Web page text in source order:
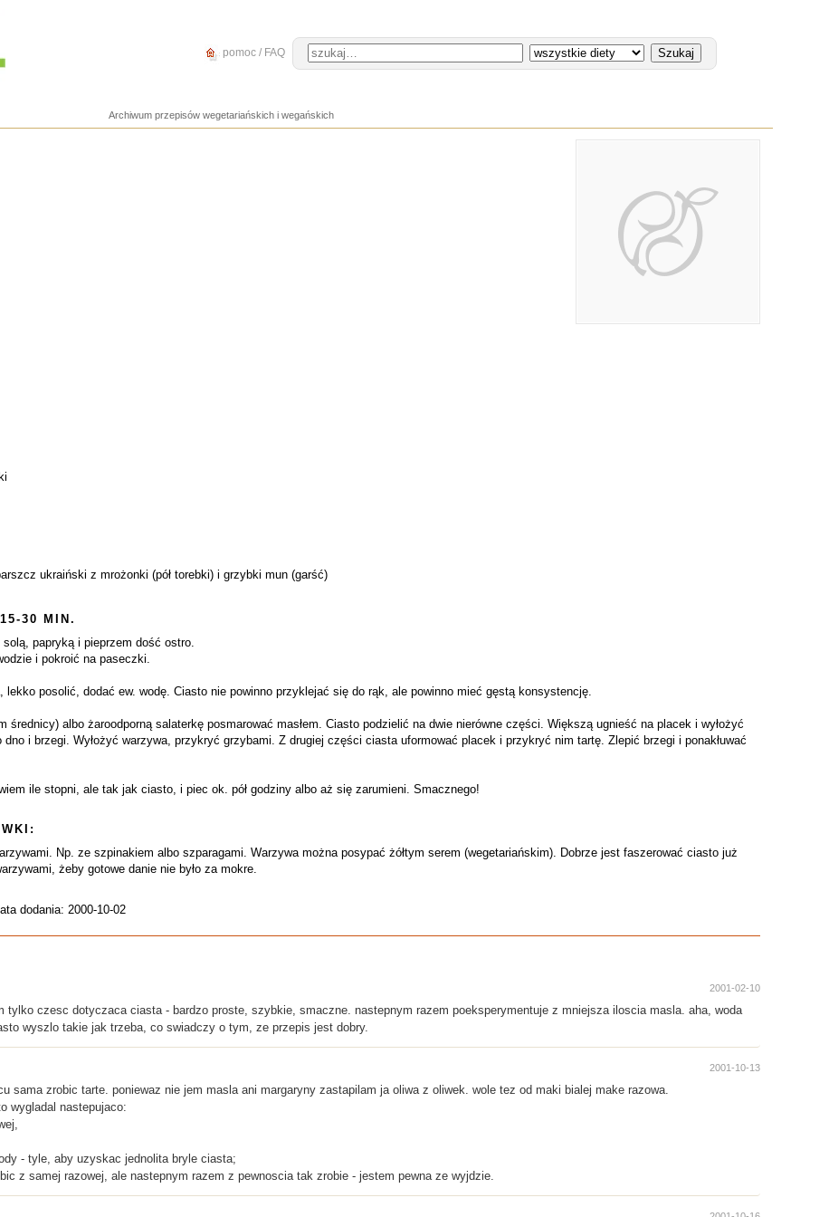
pomoc / FAQ
Archiwum przepisów wegetariańskich i wegańskich
ukraiński z mrożonki (pół torebki) i grzybki mun (garść)
15-30 MIN.
papryką i pieprzem dość ostro.
i pokroić na paseczki.
lekko posolić, dodać ew. wodę. Ciasto nie powinno przyklejać się do rąk, ale powinno mieć gęstą konsystencję.
średnicy) albo żaroodporną salaterkę posmarować masłem. Ciasto podzielić na dwie nierówne części. Większą ugnieść na placek i wyłożyć
i brzegi. Wyłożyć warzywa, przykryć grzybami. Z drugiej części ciasta uformować placek i przykryć nim tartę. Zlepić brzegi i ponakłuwać
ile stopni, ale tak jak ciasto, i piec ok. pół godziny albo aż się zarumieni. Smacznego!
Np. ze szpinakiem albo szparagami. Warzywa można posypać żółtym serem (wegetariańskim). Dobrze jest faszerować ciasto już
żeby gotowe danie nie było za mokre.
dodania: 2000-10-02
2001-02-10
tylko czesc dotyczaca ciasta - bardzo proste, szybkie, smaczne. nastepnym razem poeksperymentuje z mniejsza iloscia masla. aha, woda
wyszlo takie jak trzeba, co swiadczy o tym, ze przepis jest dobry.
2001-10-13
sama zrobic tarte. poniewaz nie jem masla ani margaryny zastapilam ja oliwa z oliwek. wole tez od maki bialej make razowa.
wygladal nastepujaco:
- tyle, aby uzyskac jednolita bryle ciasta;
z samej razowej, ale nastepnym razem z pewnoscia tak zrobie - jestem pewna ze wyjdzie.